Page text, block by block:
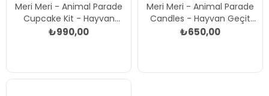
Meri Meri - Animal Parade
Cupcake Kit - Hayvan
Geçit Töreni Cupcake Kit
₺990,00
Meri Meri - Animal Parade
Candles - Hayvan Geçit
Töreni Mumlar - 4'lü Çok
₺650,00